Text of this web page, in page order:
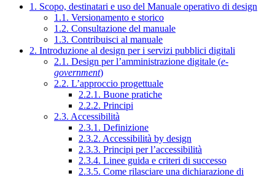
1. Scopo, destinatari e uso del Manuale operativo di design
1.1. Versionamento e storico
1.2. Consultazione del manuale
1.3. Contribuisci al manuale
2. Introduzione al design per i servizi pubblici digitali
2.1. Design per l’amministrazione digitale (e-
government)
2.2. L’approccio progettuale
2.2.1. Buone pratiche
2.2.2. Principi
2.3. Accessibilità
2.3.1. Definizione
2.3.2. Accessibilità by design
2.3.3. Principi per l’accessibilità
2.3.4. Linee guida e criteri di successo
2.3.5. Come rilasciare una dichiarazione di